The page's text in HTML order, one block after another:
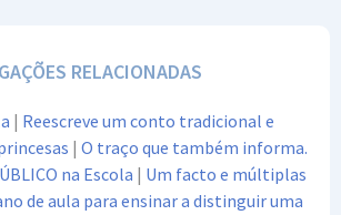
RELACIONADAS
| Reescreve um conto tradicional e
| O traço que também informa.
na Escola | Um facto e múltiplas
de aula para ensinar a distinguir uma